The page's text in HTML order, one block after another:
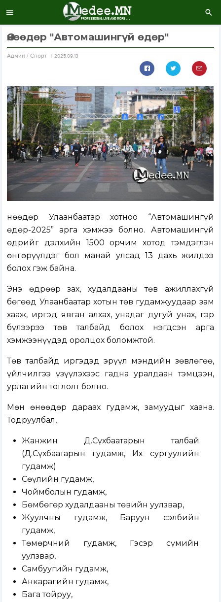
Өнөөдөр "Автомашингүй өдөр"
Aдмин / Спорт 2025.09.13
Өнөөдөр Улаанбаатар хотноо “Автомашингүй
өдөр-2025” арга хэмжээ болно. Автомашингүй
өдрийг дэлхийн 1500 орчим хотод тэмдэглэн
өнгөрүүлдэг бол манай улсад 13 дахь жилдээ
болох гэж байна.
Энэ өдрөөр зах, худалдааны төв ажиллахгүй
бөгөөд Улаанбаатар хотын төв гудамжуудаар зам
хааж, иргэд явган алхах, унадаг дугуй унах, гэр
бүлээрээ төв талбайд болох нэгдсэн арга
хэмжээнүүдэд оролцох боломжтой.
Төв талбайд иргэдэд эрүүл мэндийн зөвлөгөө,
үйлчилгээ үзүүлэхээс гадна уралдаан тэмцээн,
урлагийн тоглолт болно.
Мөн өнөөдөр дараах гудамж, замуудыг хаана.
Тодруулбал,
Жанжин Д.Сүхбаатарын талбай
(Д.Сүхбаатарын гудамж, Их сургуулийн
гудамж)
Сөүлийн гудамж,
Чоймболын гудамж,
Бөмбөгөр худалдааны төвийн уулзвар,
Жуулчны гудамж, Баруун сэлбийн
гудамж,
Төмөрчний гудамж, Гэсэр сүмийн
уулзвар,
Самбуугийн гудамж,
Анкарагийн гудамж,
Бага тойруу,